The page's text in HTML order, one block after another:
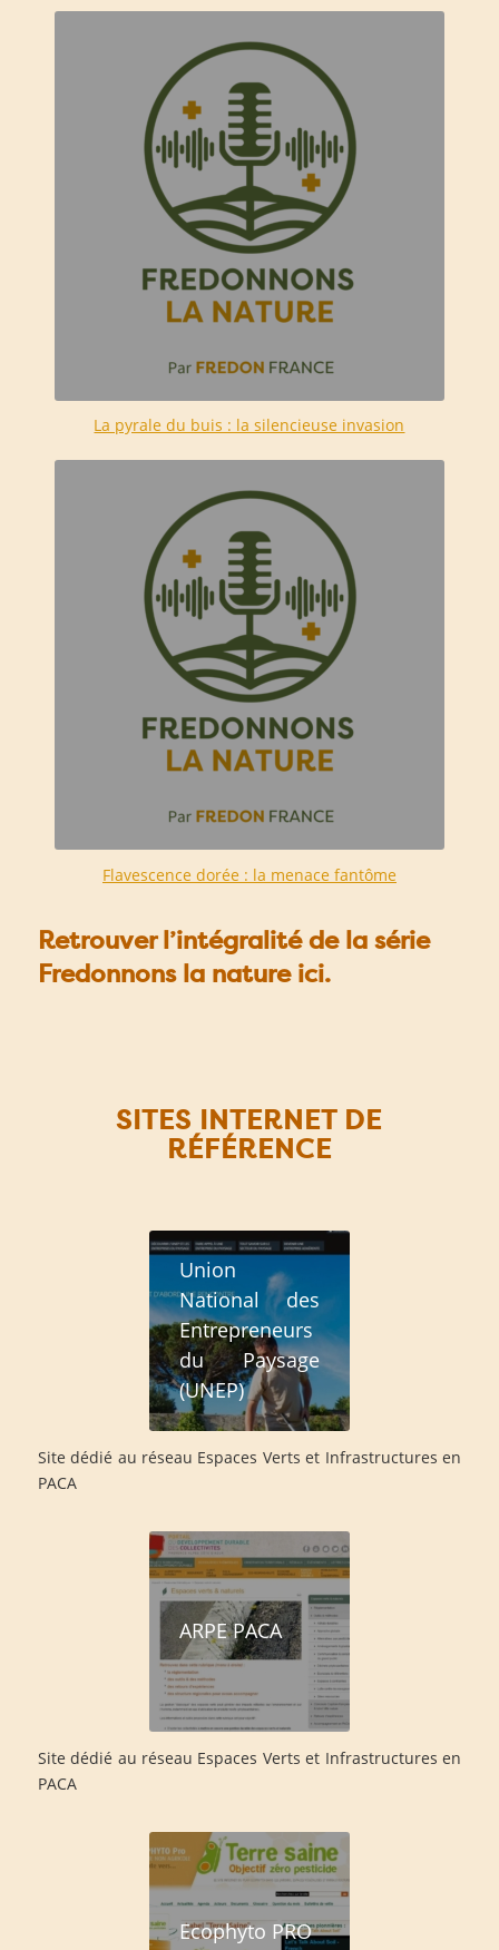
La pyrale du buis : la silencieuse invasion
Flavescence dorée : la menace fantôme
Retrouver l’intégralité de la série
Fredonnons la nature ici.
SITES INTERNET DE
RÉFÉRENCE
Union
National des
Entrepreneurs
du Paysage
(UNEP)
Site dédié au réseau Espaces Verts et Infrastructures en
PACA
ARPE PACA
Site dédié au réseau Espaces Verts et Infrastructures en
PACA
Ecophyto PRO